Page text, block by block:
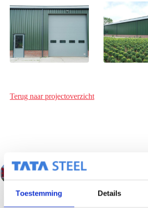
Toestemming Details
Terug naar projectoverzicht